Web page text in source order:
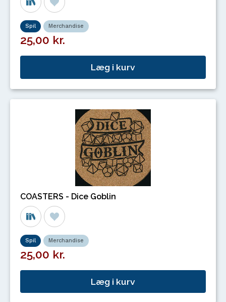
Spil Merchandise
25,00 kr.
Læg i kurv
COASTERS - Dice Goblin
Spil Merchandise
25,00 kr.
Læg i kurv